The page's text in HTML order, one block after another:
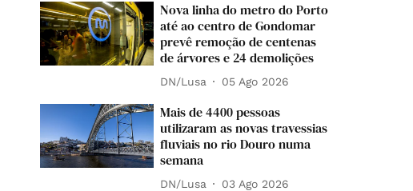
Nova linha do metro do Porto
até ao centro de Gondomar
prevê remoção de centenas
de árvores e 24 demolições
DN/Lusa 05 Ago 2026
Mais de 4400 pessoas
utilizaram as novas travessias
fluviais no rio Douro numa
semana
DN/Lusa 03 Ago 2026